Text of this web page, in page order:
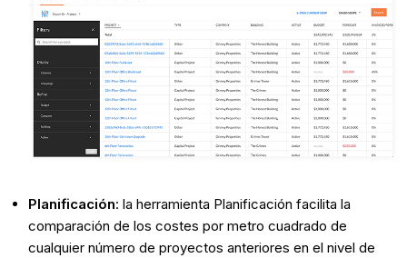
Planificación: la herramienta Planificación facilita la
comparación de los costes por metro cuadrado de
cualquier número de proyectos anteriores en el nivel de